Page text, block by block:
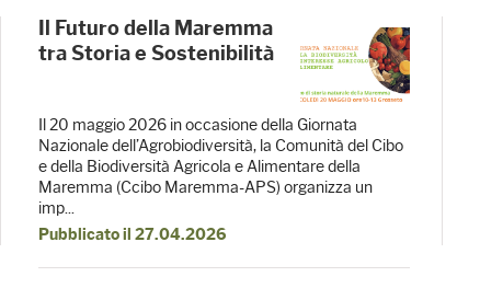
Il Futuro della Maremma
tra Storia e Sostenibilità
Il 20 maggio 2026 in occasione della Giornata
Nazionale dell’Agrobiodiversità, la Comunità del Cibo
e della Biodiversità Agricola e Alimentare della
Maremma (Ccibo Maremma-APS) organizza un
imp...
Pubblicato il 27.04.2026